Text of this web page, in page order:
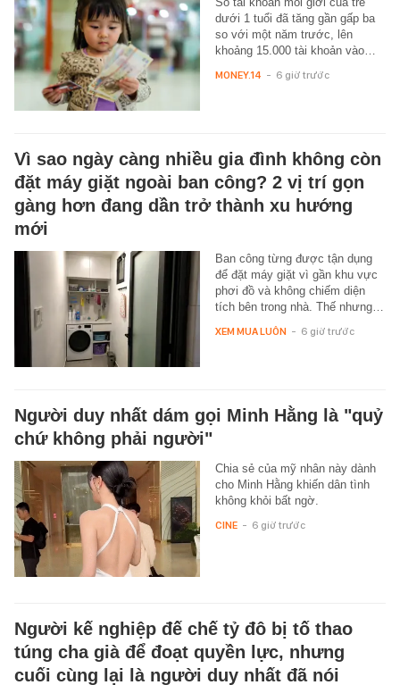
dưới 1 tuổi đã tăng gần gấp ba
so với một năm trước, lên
khoảng 15.000 tài khoản vào…
MONEY.14 - 6 giờ trước
Vì sao ngày càng nhiều gia đình không còn
đặt máy giặt ngoài ban công? 2 vị trí gọn
gàng hơn đang dần trở thành xu hướng
mới
Ban công từng được tận dụng
để đặt máy giặt vì gần khu vực
phơi đồ và không chiếm diện
tích bên trong nhà. Thế nhưng…
XEM MUA LUÔN - 6 giờ trước
Người duy nhất dám gọi Minh Hằng là "quỷ
chứ không phải người"
Chia sẻ của mỹ nhân này dành
cho Minh Hằng khiến dân tình
không khỏi bất ngờ.
CINE - 6 giờ trước
Người kế nghiệp đế chế tỷ đô bị tố thao
túng cha già để đoạt quyền lực, nhưng
cuối cùng lại là người duy nhất đã nói